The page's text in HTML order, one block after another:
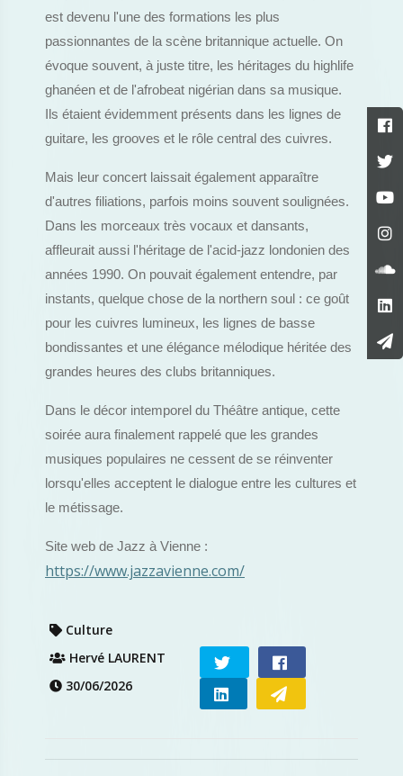
est devenu l'une des formations les plus
passionnantes de la scène britannique actuelle. On
évoque souvent, à juste titre, les héritages du highlife
ghanéen et de l'afrobeat nigérian dans sa musique.
Ils étaient évidemment présents dans les lignes de
guitare, les grooves et le rôle central des cuivres.
Mais leur concert laissait également apparaître
d'autres filiations, parfois moins souvent soulignées.
Dans les morceaux très vocaux et dansants,
affleurait aussi l'héritage de l'acid-jazz londonien des
années 1990. On pouvait également entendre, par
instants, quelque chose de la northern soul : ce goût
pour les cuivres lumineux, les lignes de basse
bondissantes et une élégance mélodique héritée des
grandes heures des clubs britanniques.
Dans le décor intemporel du Théâtre antique, cette
soirée aura finalement rappelé que les grandes
musiques populaires ne cessent de se réinventer
lorsqu'elles acceptent le dialogue entre les cultures et
le métissage.
Site web de Jazz à Vienne :
https://www.jazzavienne.com/
Culture
Hervé LAURENT
30/06/2026